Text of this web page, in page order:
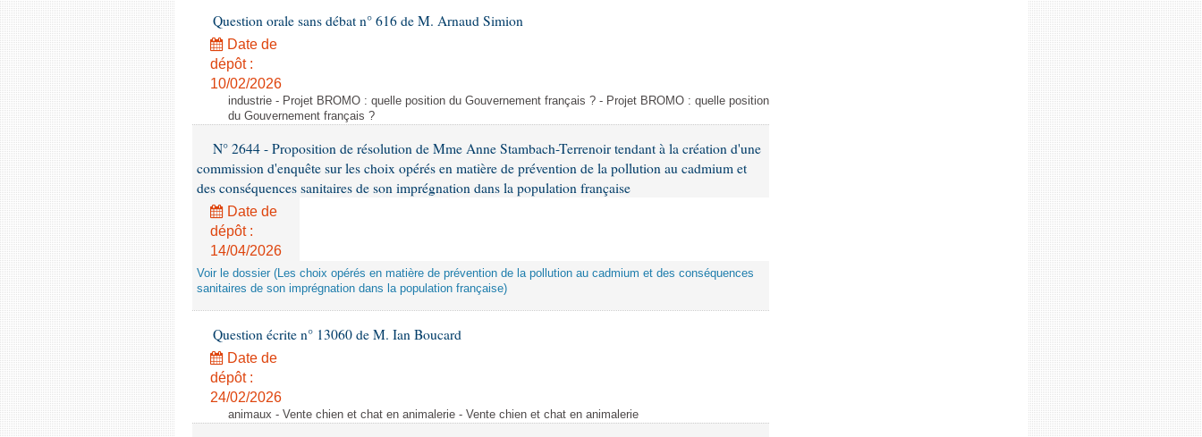
Question orale sans débat n° 616 de M. Arnaud Simion
Date de
dépôt :
10/02/2026
industrie - Projet BROMO : quelle position du Gouvernement français ? - Projet BROMO : quelle position
du Gouvernement français ?
N° 2644 - Proposition de résolution de Mme Anne Stambach-Terrenoir tendant à la création d'une
commission d'enquête sur les choix opérés en matière de prévention de la pollution au cadmium et
des conséquences sanitaires de son imprégnation dans la population française
Date de
dépôt :
14/04/2026
Voir le dossier (Les choix opérés en matière de prévention de la pollution au cadmium et des conséquences
sanitaires de son imprégnation dans la population française)
Question écrite n° 13060 de M. Ian Boucard
Date de
dépôt :
24/02/2026
animaux - Vente chien et chat en animalerie - Vente chien et chat en animalerie